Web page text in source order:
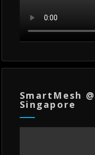
SmartMesh
Singapore